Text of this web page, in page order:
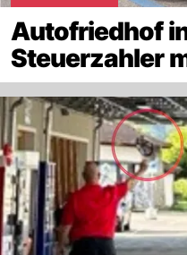
Autofriedhof
Steuerzahler